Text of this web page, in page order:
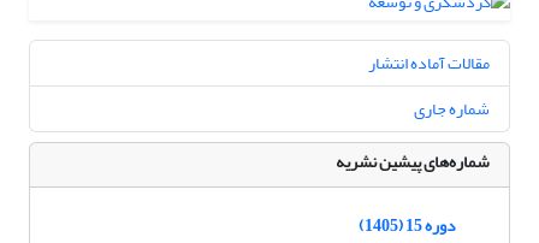
مقالات آماده انتشار
شماره جاری
شماره‌های پیشین نشریه
دوره 15 (1405)